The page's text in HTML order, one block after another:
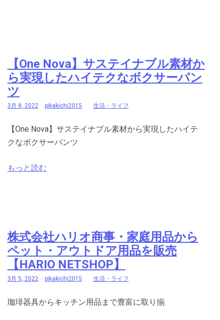
【One Nova】サステイナブル素材か
ら実現したハイテクなボクサーパン
ツ
3月 8, 2022 pikakichi2015 生活・ライフ
【One Nova】サステイナブル素材から実現したハイテ
クなボクサーパンツ
もっと読む
株式会社ハリオ商事・家庭用品から
ペット・アウトドア用品を販売
【HARIO NETSHOP】
3月 5, 2022 pikakichi2015 生活・ライフ
珈琲器具からキッチン用品まで豊富に取り揃